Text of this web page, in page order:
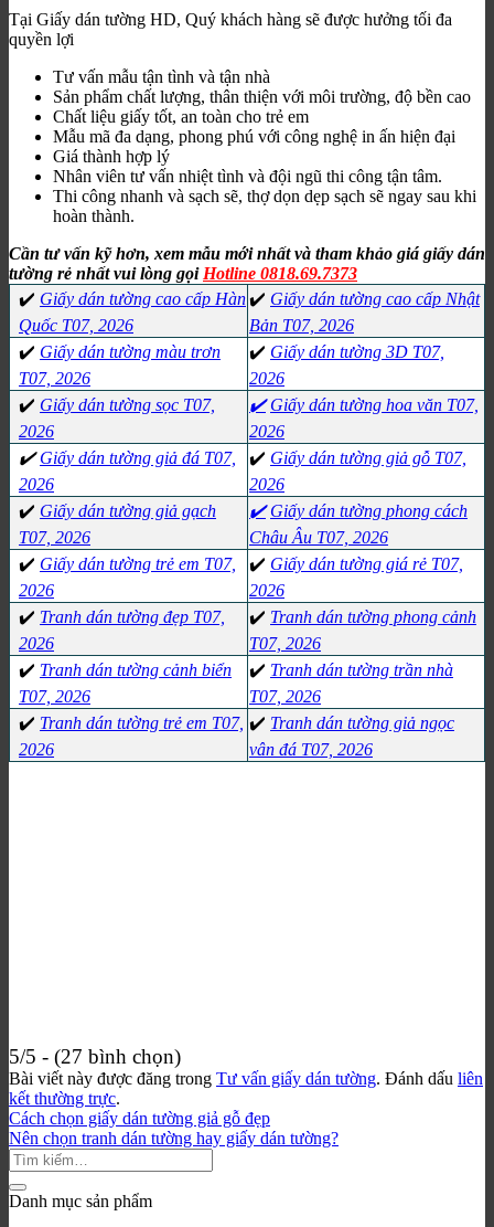
Tại Giấy dán tường HD, Quý khách hàng sẽ được hưởng tối đa
quyền lợi
Tư vấn mẫu tận tình và tận nhà
Sản phẩm chất lượng, thân thiện với môi trường, độ bền cao
Chất liệu giấy tốt, an toàn cho trẻ em
Mẫu mã đa dạng, phong phú với công nghệ in ấn hiện đại
Giá thành hợp lý
Nhân viên tư vấn nhiệt tình và đội ngũ thi công tận tâm.
Thi công nhanh và sạch sẽ, thợ dọn dẹp sạch sẽ ngay sau khi
hoàn thành.
Cần tư vấn kỹ hơn, xem mẫu mới nhất và tham khảo giá giấy dán
tường rẻ nhất vui lòng gọi Hotline 0818.69.7373
✔️ Giấy dán tường cao cấp Hàn
Quốc T07, 2026
✔️ Giấy dán tường cao cấp Nhật
Bản T07, 2026
✔️ Giấy dán tường màu trơn
T07, 2026
✔️ Giấy dán tường 3D T07,
2026
✔️ Giấy dán tường sọc T07,
2026
✔️ Giấy dán tường hoa văn T07,
2026
✔️Giấy dán tường giả đá T07,
2026
✔️ Giấy dán tường giả gỗ T07,
2026
✔️ Giấy dán tường giả gạch
T07, 2026
✔️ Giấy dán tường phong cách
Châu Âu T07, 2026
✔️ Giấy dán tường trẻ em T07,
2026
✔️ Giấy dán tường giá rẻ T07,
2026
✔️ Tranh dán tường đẹp T07,
2026
✔️ Tranh dán tường phong cảnh
T07, 2026
✔️ Tranh dán tường cảnh biển
T07, 2026
✔️ Tranh dán tường trần nhà
T07, 2026
✔️ Tranh dán tường trẻ em T07,
2026
✔️ Tranh dán tường giả ngọc
vân đá T07, 2026
5/5 - (27 bình chọn)
Bài viết này được đăng trong Tư vấn giấy dán tường. Đánh dấu liên
kết thường trực.
Cách chọn giấy dán tường giả gỗ đẹp
Nên chọn tranh dán tường hay giấy dán tường?
Danh mục sản phẩm